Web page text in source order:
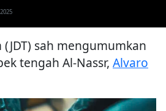
(JDT) sah mengumumkan
tengah Al-Nassr, Alvaro